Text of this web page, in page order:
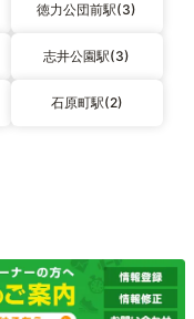
徳力公団前駅(3)
志井公園駅(3)
石原町駅(2)